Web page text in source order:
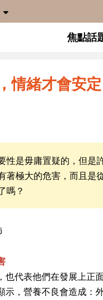
焦點話
情緒才會安定
性是毋庸置疑的，但是
著極大的危害，而且是
嗎？
也代表他們在發展上正
，營養不良會造成：